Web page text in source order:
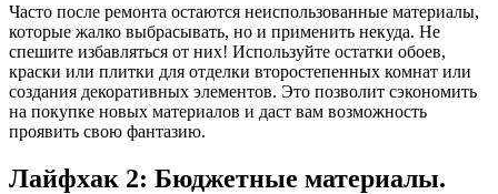
Часто после ремонта остаются неиспользованные материалы,
которые жалко выбрасывать, но и применить некуда. Не
спешите избавляться от них! Используйте остатки обоев,
краски или плитки для отделки второстепенных комнат или
создания декоративных элементов. Это позволит сэкономить
на покупке новых материалов и даст вам возможность
проявить свою фантазию.
Лайфхак 2: Бюджетные материалы.